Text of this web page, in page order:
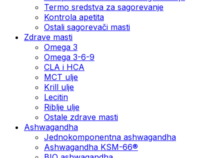
Termo sredstva za sagorevanje
Kontrola apetita
Ostali sagorevači masti
Zdrave masti
Omega 3
Omega 3-6-9
CLA i HCA
MCT ulje
Krill ulje
Lecitin
Riblje ulje
Ostale zdrave masti
Ashwagandha
Jednokomponentna ashwagandha
Ashwagandha KSM-66®